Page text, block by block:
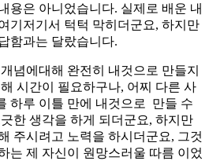
용은 아니었습니다. 실제로 배운 내
기저기서 턱턱 막히더군요, 하지만
함과는 달랐습니다.
념에대해 완전히 내것으로 만들지
시간이 필요하구나, 어찌 다른 사
하루 이틀 만에 내것으로 만들 수
한 생각을 하게 되더군요, 하지만
주시려고 노력을 하시더군요, 그것
는 제 자신이 원망스러울 따름 이었